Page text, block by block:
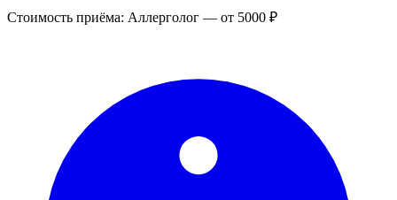
Стоимость приёма: Аллерголог — от 5000 ₽